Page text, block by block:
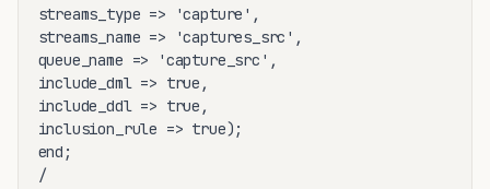
streams_type => 'capture',
streams_name => 'captures_src',
queue_name => 'capture_src',
include_dml => true,
include_ddl => true,
inclusion_rule => true);
end;
/